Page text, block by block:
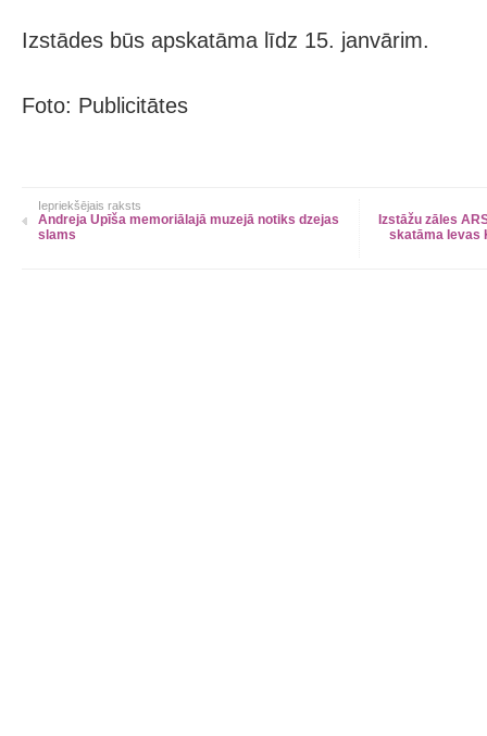
Izstādes būs apskatāma līdz 15. janvārim.
Foto: Publicitātes
Iepriekšējais raksts
Andreja Upīša memoriālajā muzejā notiks dzejas
slams
Izstāžu zāles
skatāma Ievas